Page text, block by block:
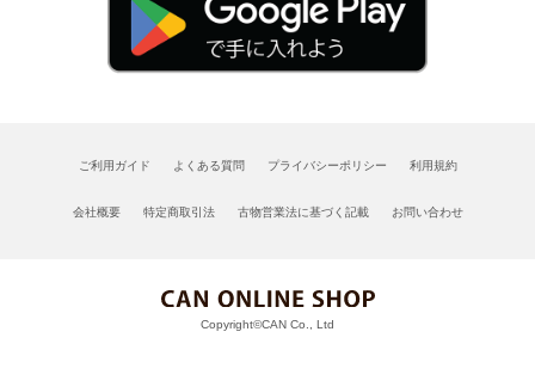
ご利用ガイド よくある質問 プライバシーポリシー 利用規約
会社概要 特定商取引法 古物営業法に基づく記載 お問い合わせ
Copyright©CAN Co., Ltd